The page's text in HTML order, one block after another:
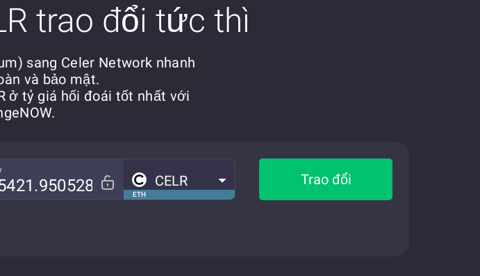
trao đổi tức thì
sang Celer Network nhanh
và bảo mật.
ở tỷ giá hối đoái tốt nhất với
ETH
CELR Trao đổi